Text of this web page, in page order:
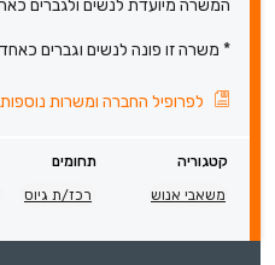
המשרה מיועדת לנשים ולגברים
* משרה זו פונה לנשים וגברים
לפרופיל החברה ומשרות נוספות
קטגוריה
תחומים
משאבי אנוש
רכז/ת גיוס